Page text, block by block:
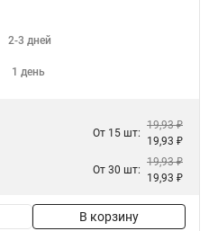
2-3 дней
1 день
От 15 шт:
19,93 ₽
19,93 ₽
От 30 шт:
19,93 ₽
19,93 ₽
В корзину